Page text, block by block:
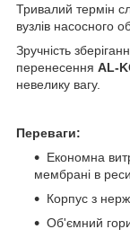
Тривалий термін
вузлів насосного
Зручність
перенесення AL-
невелику вагу.
Переваги:
Економна
мембрані в
Корпус з
Об'ємний